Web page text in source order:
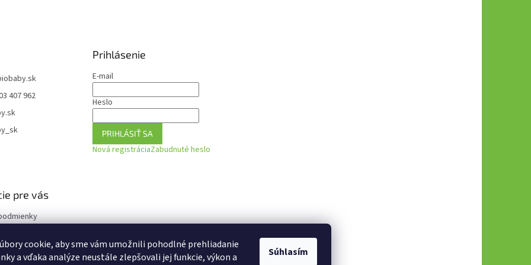
cookie, aby sme vám umožnili pohodlné prehliadanie
a vďaka analýze neustále zlepšovali jej funkcie, výkon a
Súhlasím
407 962
Prihlásenie
E-mail
Heslo
PRIHLÁSIŤ SA
Nová registráciaZabudnuté heslo
pre vás